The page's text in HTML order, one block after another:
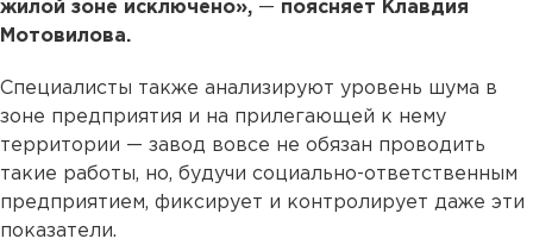
жилой зоне исключено», — поясняет Клавдия
Мотовилова.
Специалисты также анализируют уровень шума в
зоне предприятия и на прилегающей к нему
территории — завод вовсе не обязан проводить
такие работы, но, будучи социально-ответственным
предприятием, фиксирует и контролирует даже эти
показатели.